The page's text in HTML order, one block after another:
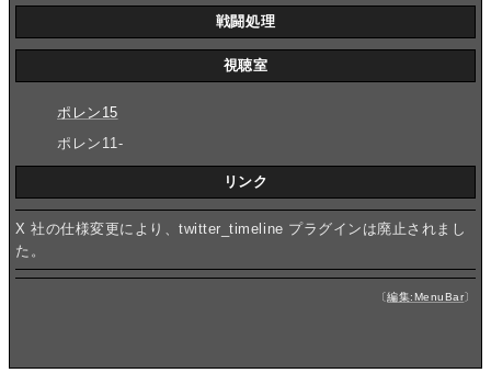
戦闘処理
視聴室
ポレン15
ポレン11-
リンク
X 社の仕様変更により、twitter_timeline プラグインは廃止されまし
た。
〔編集:MenuBar〕